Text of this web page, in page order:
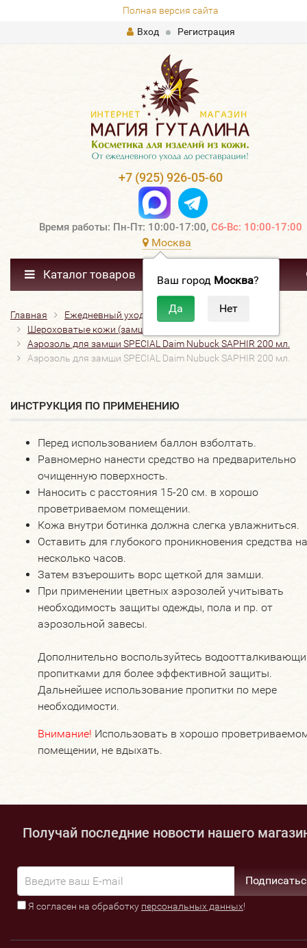
Полная версия сайта
Вход
Регистрация
+7 (925) 926-05-60
Время работы: Пн-Пт: 10:00-17:00, Сб-Вс: 10:00-17:00
Москва
Ваш город Москва?
Каталог товаров
Главная Ежедневный уход
Крем, воски
Шероховатые кожи (замша, велюр, нубук)
Аэрозоль для замши SPECIAL Daim Nubuck SAPHIR 200 мл.
Аэрозоль для замши SPECIAL Daim Nubuck SAPHIR 200 мл.
ИНСТРУКЦИЯ ПО ПРИМЕНЕНИЮ
Перед использованием баллон взболтать.
Равномерно нанести средство на предварительно
очищенную поверхность.
Наносить с расстояния 15-20 см. в хорошо
проветриваемом помещении.
Кожа внутри ботинка должна слегка увлажниться.
Оставить для глубокого проникновения средства на
несколько часов.
Затем взъерошить ворс щеткой для замши.
При применении цветных аэрозолей учитывать
необходимость защиты одежды, пола и пр. от
аэрозольной завесы.
Дополнительно воспользуйтесь
пропитками для более эффективной защиты.
Дальнейшее использование пропитки по мере
необходимости.
Внимание! Использовать в хорошо
помещении, не вдыхать.
Получай последние новости нашего
Я согласен на обработку персональных данных!